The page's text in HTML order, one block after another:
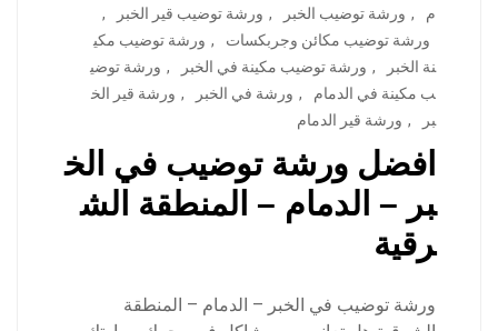
م
, ورشة توضيب الخبر , ورشة توضيب قير الخبر
,
ورشة توضيب مكائن وجربكسات
, ورشة توضيب مكي
نة الخبر
, ورشة توضيب مكينة في الخبر , ورشة توضي
ب مكينة في الدمام
, ورشة في الخبر , ورشة قير الخ
بر
, ورشة قير الدمام
افضل ورشة توضيب في الخ
بر – الدمام – المنطقة الش
رقية
ورشة توضيب في الخبر – الدمام – المنطقة